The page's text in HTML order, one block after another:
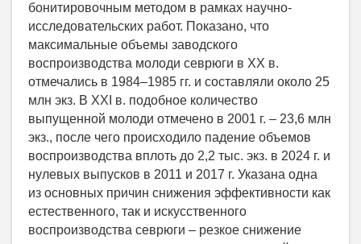
бонитировочным методом в рамках научно-
исследовательских работ. Показано, что
максимальные объемы заводского
воспроизводства молоди севрюги в XX в.
отмечались в 1984–1985 гг. и составляли около 25
млн экз. В XXI в. подобное количество
выпущенной молоди отмечено в 2001 г. – 23,6 млн
экз., после чего происходило падение объемов
воспроизводства вплоть до 2,2 тыс. экз. в 2024 г. и
нулевых выпусков в 2011 и 2017 г. Указана одна
из основных причин снижения эффективности как
естественного, так и искусственного
воспроизводства севрюги – резкое снижение